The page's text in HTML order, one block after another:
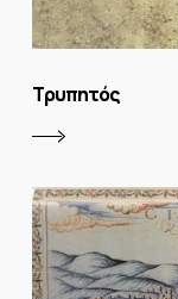
Τρυπητός